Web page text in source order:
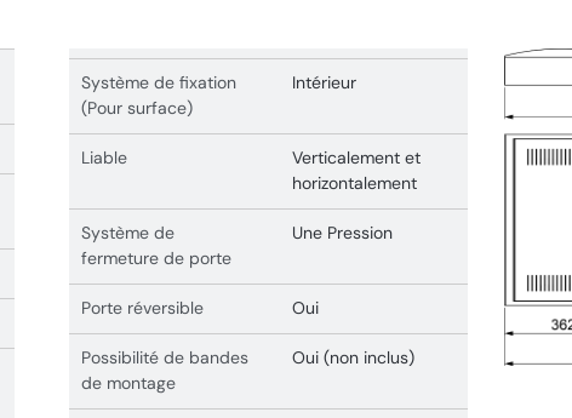
Système de fixation
(Pour surface)
Intérieur
Liable
Verticalement et
horizontalement
Système de
fermeture de porte
Une Pression
Porte réversible Oui
Possibilité de bandes
de montage
Oui (non inclus)